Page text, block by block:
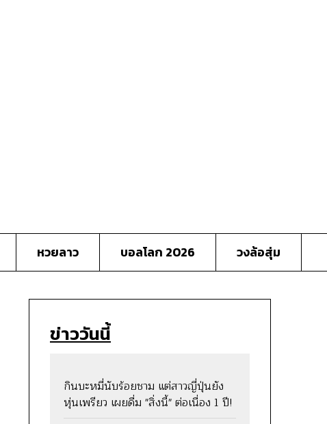
หวยลาว บอลโลก 2026 วงล้อสุ่ม
ข่าววันนี้
กินบะหมี่นับร้อยชาม แต่สาวญี่ปุ่นยัง
หุ่นเพรียว เผยดื่ม "สิ่งนี้" ต่อเนื่อง 1 ปี!